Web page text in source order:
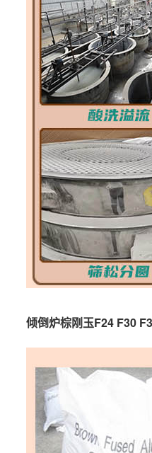
倾倒炉棕刚玉F24 F30